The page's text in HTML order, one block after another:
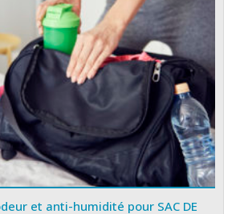
et anti-humidité pour SAC DE